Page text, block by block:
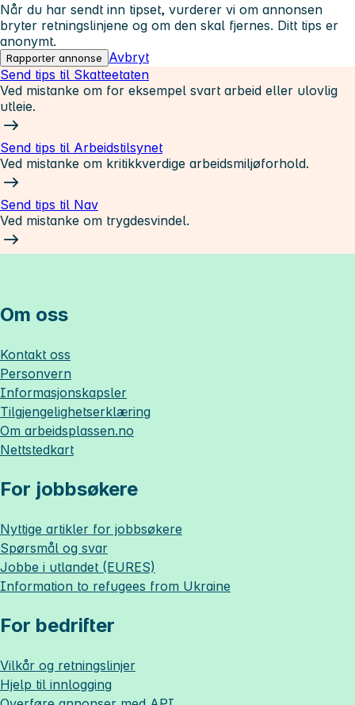
Når du har sendt inn tipset, vurderer vi om annonsen
bryter retningslinjene og om den skal fjernes. Ditt tips er
anonymt.
Rapporter annonse
Avbryt
Send tips til Skatteetaten
Ved mistanke om for eksempel svart arbeid eller ulovlig
utleie.
Send tips til Arbeidstilsynet
Ved mistanke om kritikkverdige arbeidsmiljøforhold.
Send tips til Nav
Ved mistanke om trygdesvindel.
Om oss
Kontakt oss
Personvern
Informasjonskapsler
Tilgjengelighetserklæring
Om arbeidsplassen.no
Nettstedkart
For jobbsøkere
Nyttige artikler for jobbsøkere
Spørsmål og svar
Jobbe i utlandet (EURES)
Information to refugees from Ukraine
For bedrifter
Vilkår og retningslinjer
Hjelp til innlogging